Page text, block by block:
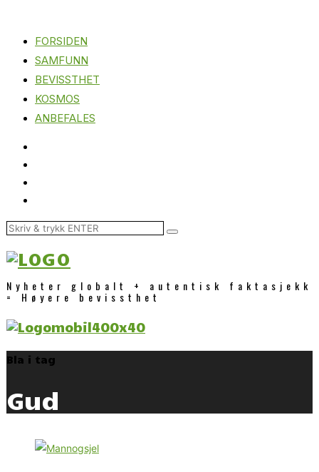
FORSIDEN
SAMFUNN
BEVISSTHET
KOSMOS
ANBEFALES
Nyheter globalt + autentisk faktasjekk
= Høyere bevissthet
Bla i tag
Gud